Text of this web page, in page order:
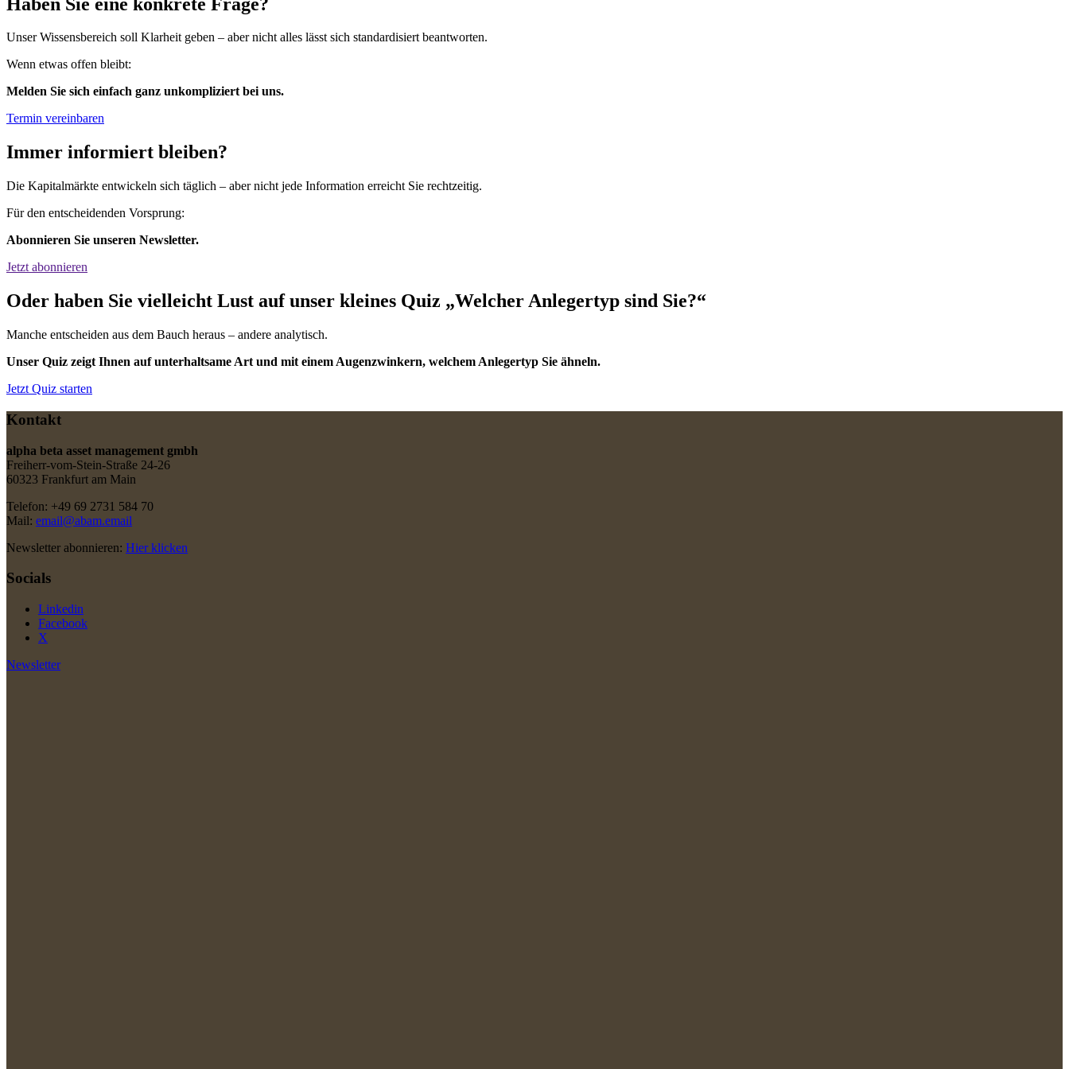
Unser Wissensbereich soll Klarheit geben – aber nicht alles lässt sich standardisiert beantworten.
Wenn etwas offen bleibt:
Melden Sie sich einfach ganz unkompliziert bei uns.
Termin vereinbaren
Immer informiert bleiben?
Die Kapitalmärkte entwickeln sich täglich – aber nicht jede Information erreicht Sie rechtzeitig.
Für den entscheidenden Vorsprung:
Abonnieren Sie unseren Newsletter.
Jetzt abonnieren
Oder haben Sie vielleicht Lust auf unser kleines Quiz „Welcher Anlegertyp sind Sie?“
Manche entscheiden aus dem Bauch heraus – andere analytisch.
Unser Quiz zeigt Ihnen auf unterhaltsame Art und mit einem Augenzwinkern, welchem Anlegertyp Sie ähneln.
Jetzt Quiz starten
Kontakt
alpha beta asset management gmbh
Freiherr-vom-Stein-Straße 24-26
60323 Frankfurt am Main
Telefon: +49 69 2731 584 70
Mail: email@abam.email
Newsletter abonnieren: Hier klicken
Socials
Linkedin
Facebook
X
Newsletter